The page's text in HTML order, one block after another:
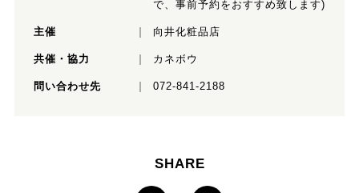
で、事前予約をおすすめ致します)
主催 向井化粧品店
共催・協力 カネボウ
問い合わせ先 072-841-2188
SHARE